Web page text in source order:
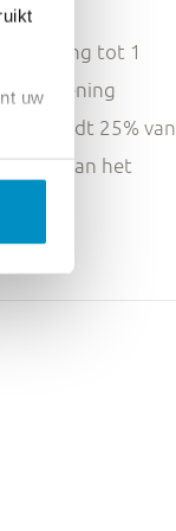
uw
tot 1
in rekening
wordt 25% van
50% van het